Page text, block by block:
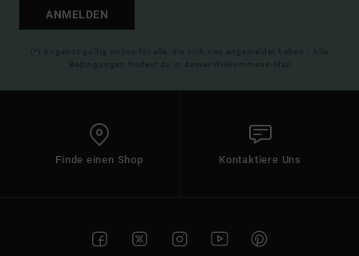
ANMELDEN
(*) Angebot gültig online für alle, die sich neu angemeldet haben - Alle
Bedingungen findest du in deiner Willkommens-Mail
Finde einen Shop Kontaktiere Uns